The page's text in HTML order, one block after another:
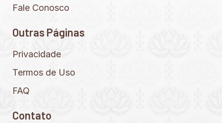
Fale Conosco
Outras Páginas
Privacidade
Termos de Uso
FAQ
Contato